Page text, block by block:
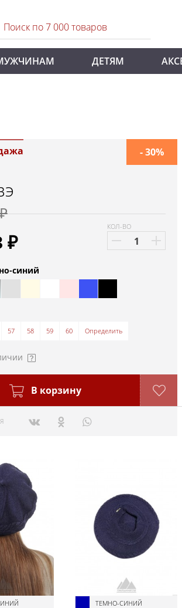
ДЕТЯМ
₽
- 30%
КОЛ-ВО
синий
57 58 59 60 Определить
В корзину
ТЕМНО-СИНИЙ